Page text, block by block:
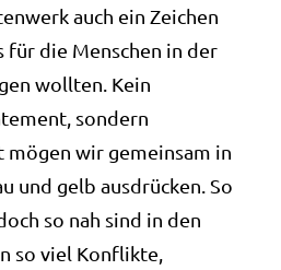
auch ein Zeichen
für die Menschen in der
wollten. Kein
sondern
mögen wir gemeinsam in
und gelb ausdrücken. So
so nah sind in den
so viel Konflikte,